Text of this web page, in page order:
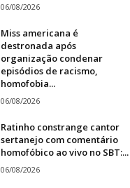
06/08/2026
Miss americana é
destronada após
organização condenar
episódios de racismo,
homofobia...
06/08/2026
Ratinho constrange cantor
sertanejo com comentário
homofóbico ao vivo no SBT:...
06/08/2026